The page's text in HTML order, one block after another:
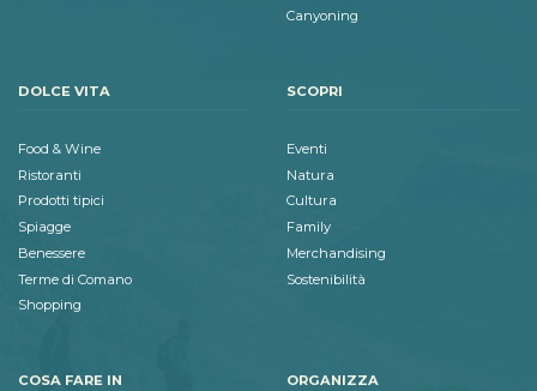
Canyoning
DOLCE VITA
Food & Wine
Ristoranti
Prodotti tipici
Spiagge
Benessere
Terme di Comano
Shopping
SCOPRI
Eventi
Natura
Cultura
Family
Merchandising
Sostenibilità
COSA FARE IN ORGANIZZA